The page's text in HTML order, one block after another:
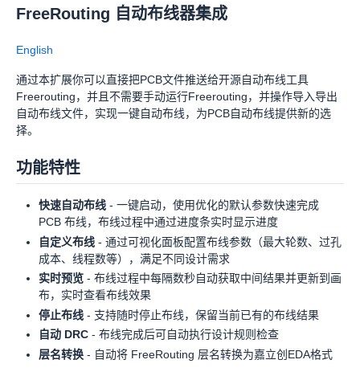
FreeRouting OSHWHub
Apache-2.0
下载
详情
更改日志
评论
FreeRouting 自动布线器集成
English
通过本扩展你可以直接把PCB文件推送给开源自动布线工具
Freerouting，并且不需要手动运行Freerouting，并操作导入导出
自动布线文件，实现一键自动布线，为PCB自动布线提供新的选
择。
功能特性
快速自动布线 - 一键启动，使用优化的默认参数快速完成
PCB 布线，布线过程中通过进度条实时显示进度
自定义布线 - 通过可视化面板配置布线参数（最大轮数、过孔
成本、线程数等），满足不同设计需求
实时预览 - 布线过程中每隔数秒自动获取中间结果并更新到画
布，实时查看布线效果
停止布线 - 支持随时停止布线，保留当前已有的布线结果
自动 DRC - 布线完成后可自动执行设计规则检查
层名转换 - 自动将 FreeRouting 层名转换为嘉立创EDA格式